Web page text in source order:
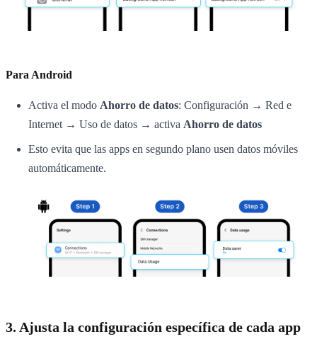
Para Android
Activa el modo Ahorro de datos: Configuración → Red e
Internet → Uso de datos → activa Ahorro de datos
Esto evita que las apps en segundo plano usen datos móviles
automáticamente.
3. Ajusta la configuración específica de cada app